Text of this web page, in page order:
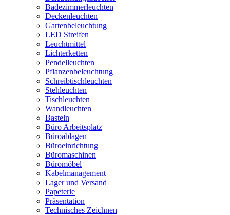
Badezimmerleuchten
Deckenleuchten
Gartenbeleuchtung
LED Streifen
Leuchtmittel
Lichterketten
Pendelleuchten
Pflanzenbeleuchtung
Schreibtischleuchten
Stehleuchten
Tischleuchten
Wandleuchten
Basteln
Büro Arbeitsplatz
Büroablagen
Büroeinrichtung
Büromaschinen
Büromöbel
Kabelmanagement
Lager und Versand
Papeterie
Präsentation
Technisches Zeichnen